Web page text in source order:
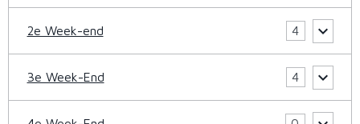
2e Week-end 4
3e Week-End 4